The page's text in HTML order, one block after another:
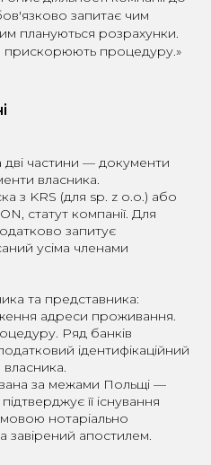
запитає чим
плануються розрахунки.
прискорюють процедуру.»
частини — документи
власника.
з KRS (для sp. z o.o.) або
статут компанії. Для
запитує
усіма членами
та представника:
адреси проживання.
Ряд банків
ідентифікаційний
за межами Польщі —
її існування
нотаріально
завірений апостилем.